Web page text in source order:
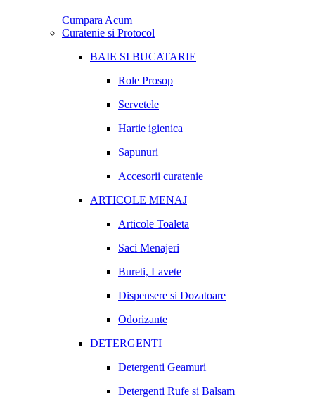
Cumpara Acum
Curatenie si Protocol
BAIE SI BUCATARIE
Role Prosop
Servetele
Hartie igienica
Sapunuri
Accesorii curatenie
ARTICOLE MENAJ
Articole Toaleta
Saci Menajeri
Bureti, Lavete
Dispensere si Dozatoare
Odorizante
DETERGENTI
Detergenti Geamuri
Detergenti Rufe si Balsam